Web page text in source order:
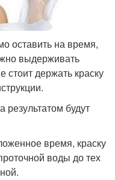
оставить на время,
выдерживать
держать краску
будут
время, краску
воды до тех